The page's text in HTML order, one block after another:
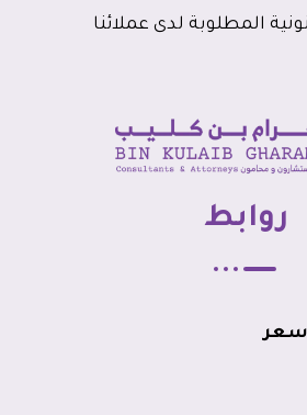
المطلوبة لدى عملائنا
روابط